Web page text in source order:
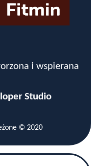
i wspierana
Studio
© 2020